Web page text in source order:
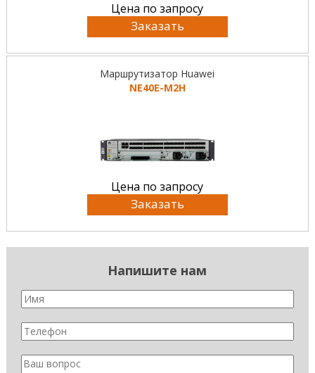
Цена по запросу
Заказать
Маршрутизатор Huawei
NE40E-M2H
Цена по запросу
Заказать
Напишите нам